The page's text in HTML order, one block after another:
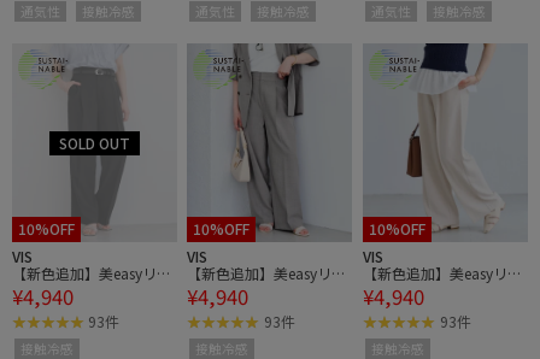
通気性 接触冷感 通気性 接触冷感 通気性 接触冷感
10%OFF
VIS
【新色追加】美easyリネ
ンライクワイドパンツ/
イージーケア・接触冷
感・セットアップ対応
¥4,940
93件
接触冷感
10%OFF
VIS
【新色追加】美easyリネ
ンライクワイドパンツ/
イージーケア・接触冷
感・セットアップ対応
¥4,940
93件
接触冷感
10%OFF
VIS
【新色追加】美easyリネ
ンライクワイドパンツ/
イージーケア・接触冷
感・セットアップ対応
¥4,940
93件
接触冷感